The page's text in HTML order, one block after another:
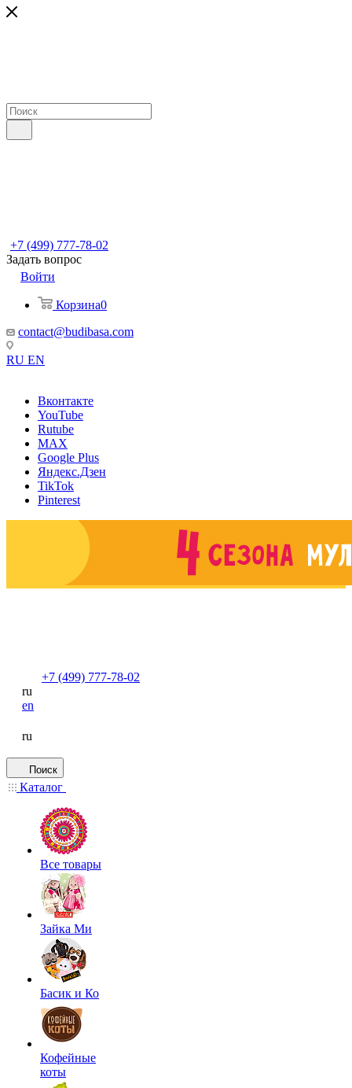
+7 (499) 777-78-02
Задать вопрос
Войти
Корзина0
contact@budibasa.com
RU EN
Вконтакте
YouTube
Rutube
MAX
Google Plus
Яндекс.Дзен
TikTok
Pinterest
+7 (499) 777-78-02
ru
en
ru
Поиск
Каталог
Все товары
Зайка Ми
Басик и Ко
Кофейные
коты